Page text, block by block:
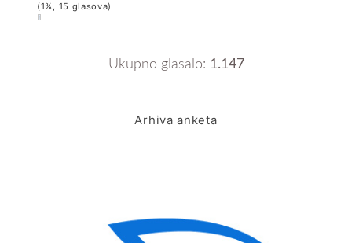
(1%, 15 glasova)
Ukupno glasalo: 1.147
Arhiva anketa